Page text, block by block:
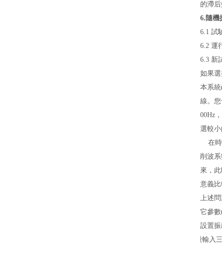
的滯
6.隨機
6.1 試
6.2 運
6.3 新
如果
本系
線。
00Hz
選較
在時
削波
來，
意義
上述
它參數
設置
寬帶譜設置,每段輸入